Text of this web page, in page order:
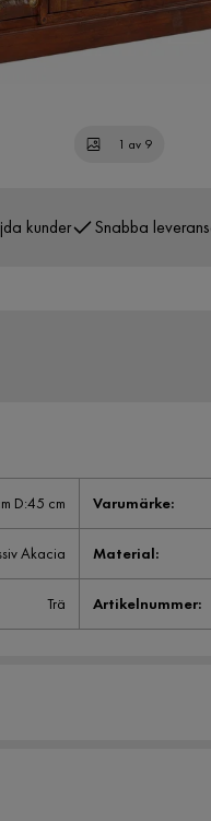
1 av 9
kunder Snabba
D:45 cm Varumärke:
Akacia Material:
Trä Artikelnummer: